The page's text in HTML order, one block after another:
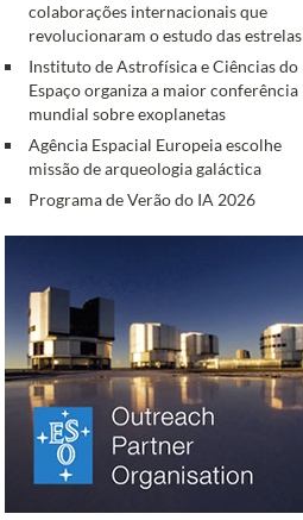
colaborações internacionais que
revolucionaram o estudo das estrelas
Instituto de Astrofísica e Ciências do
Espaço organiza a maior conferência
mundial sobre exoplanetas
Agência Espacial Europeia escolhe
missão de arqueologia galáctica
Programa de Verão do IA 2026